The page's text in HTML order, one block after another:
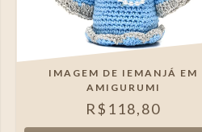
IMAGEM DE IEMANJÁ EM
AMIGURUMI
R$118,80